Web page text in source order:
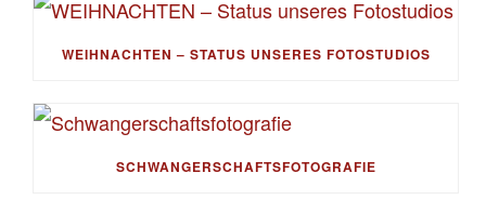
WEIHNACHTEN – STATUS UNSERES FOTOSTUDIOS
SCHWANGERSCHAFTSFOTOGRAFIE